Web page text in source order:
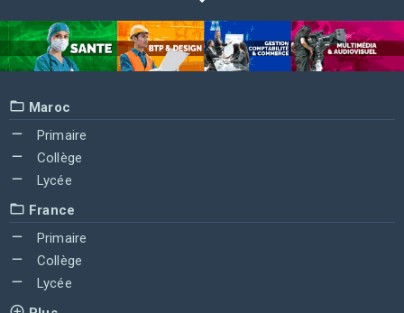
Maroc
Primaire
Collège
Lycée
France
Primaire
Collège
Lycée